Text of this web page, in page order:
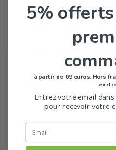
5% offerts
à partir de 69 euros. Hors
Entrez votre email
pour recevoir votre